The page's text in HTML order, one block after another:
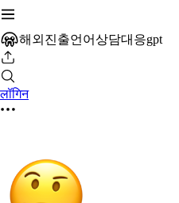
해외진출언어상담대응gpt
लॉगिन